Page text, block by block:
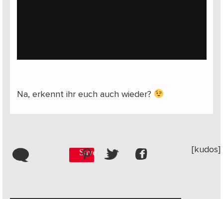
Na, erkennt ihr euch auch wieder?
Save [kudos]